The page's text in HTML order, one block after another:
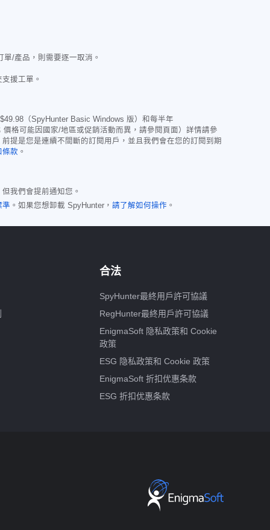
/產品，則需要逐一取消。
援工單。
$49.98 （SpyHunter Basic Windows 版）和每半年
格可能因國家/地區或促銷活動而異，請參閱頁面）詳情請參
提是您是連續不間斷的訂閱用戶，並且我們會在您的訂閱到期
條款 。
我們會提前通知您。
準 。如果您想卸載 SpyHunter， 請了解如何操作 。
合法
SpyHunter最終用戶許可協議
RegHunter最終用戶許可協議
EnigmaSoft 隐私政策和 Cookie
政策
ESG 隐私政策和 Cookie 政策
EnigmaSoft 折扣优惠条款
ESG 折扣优惠条款